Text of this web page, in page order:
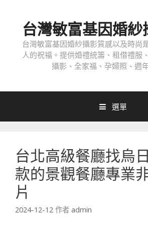
台灣敏富基因婚
台灣敏富基因婚紗攝影質感以及時尚
人的祝福。提供婚禮統籌、租借禮服
攝影、全家福、孕婦照、週
選單
台北高級餐廳找烏
款的景觀餐廳專業
片
2024-12-12 作者 admin